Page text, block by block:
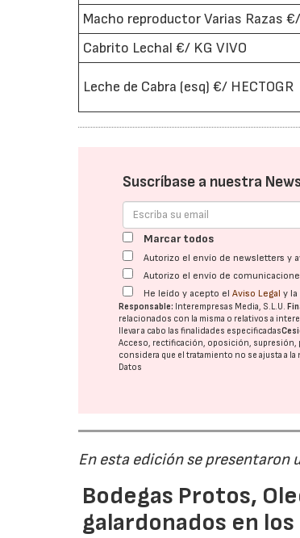
Macho reproductor Varias Razas
Cabrito Lechal €/ KG VIVO
Leche de Cabra (esq) €/ HECTOGR
Suscríbase a nuestra
Marcar todos
Autorizo el envío de newsletters y
Autorizo el envío de
He leído y acepto elAviso Legal y la
Responsable: Interempresas Media, S.L.U.
relacionados con la misma o relativos a
llevar a cabo las finalidades especificadas
Acceso, rectificación, oposición, supresión,
considera que el tratamiento no se ajusta a
Datos
En esta edición se presentaron
Bodegas Protos,
galardonados en